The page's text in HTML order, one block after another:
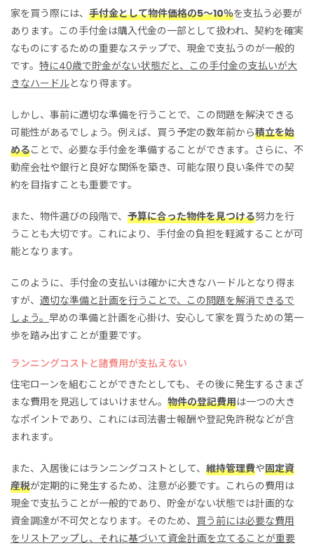
家を買う際には、 手付金として物件価格の5～10％を支払う必要が
あります。この手付金は購入代金の一部として扱われ、契約を確実
なものにするための重要なステップで、現金で支払うのが一般的
です。 特に40歳で貯金がない状態だと、この手付金の支払いが大
きなハードルとなり得ます。
しかし、事前に適切な準備を行うことで、この問題を解決できる
可能性があるでしょう。例えば、買う予定の数年前から積立を始
めることで、必要な手付金を準備することができます。さらに、不
動産会社や銀行と良好な関係を築き、可能な限り良い条件での契
約を目指すことも重要です。
また、物件選びの段階で、 予算に合った物件を見つける努力を行
うことも大切です。これにより、手付金の負担を軽減することが可
能となります。
このように、手付金の支払いは確かに大きなハードルとなり得ま
すが、 適切な準備と計画を行うことで、この問題を解消できるで
しょう。 早めの準備と計画を心掛け、安心して家を買うための第一
歩を踏み出すことが重要です。
ランニングコストと諸費用が支払えない
住宅ローンを組むことができたとしても、その後に発生するさまざ
まな費用を見逃してはいけません。 物件の登記費用は一つの大き
なポイントであり、これには司法書士報酬や登記免許税などが含
まれます。
また、入居後にはランニングコストとして、 維持管理費や固定資
産税が定期的に発生するため、注意が必要です。これらの費用は
現金で支払うことが一般的であり、貯金がない状態では計画的な
資金調達が不可欠となります。そのため、 買う前には必要な費用
をリストアップし、それに基づいて資金計画を立てることが重要